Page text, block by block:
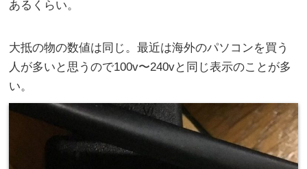
あるくらい。
大抵の物の数値は同じ。最近は海外のパソコンを買う
人が多いと思うので100v〜240vと同じ表示のことが多
い。